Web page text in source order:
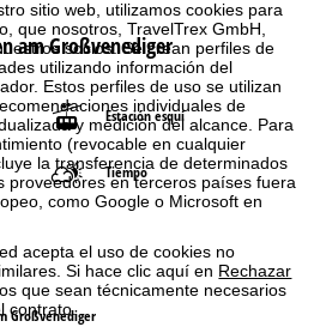
sitio web, utilizamos cookies para
que nosotros, TravelTrex GmbH,
socios. Se crean perfiles de
utilizando información del
Estos perfiles de uso se utilizan
individuales de
y medición del alcance. Para
(revocable en cualquier
la transferencia de determinados
proveedores en terceros países fuera
como Google o Microsoft en
acepta el uso de cookies no
Si hace clic aquí en Rechazar
que sean técnicamente necesarios
contrato.
am Großvenediger
Estación esquí
Tiempo
Großvenediger